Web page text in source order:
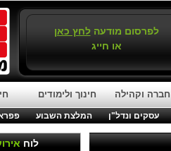
לפרסום מודעהלחץ כאן
או חייג
חברה וקהילה חינוך ולימודים
עסקים ונדל"ן המלצת השבוע
לוח